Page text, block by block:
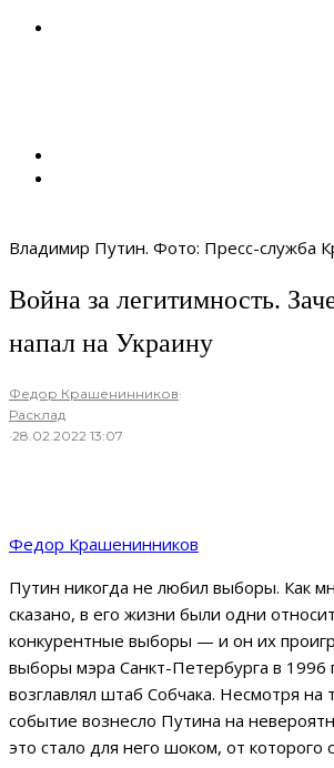
Владимир Путин. Фото: Пресс-служба
Война за легитимность.
напал на Украину
Федор Крашенинников·
Расклад
·28.02.2022 13:07
Федор Крашенинников
Путин никогда не любил выборы. Как
сказано, в его жизни были одни
конкурентные выборы — и он их
выборы мэра Санкт-Петербурга в 1996
возглавлял штаб Собчака. Несмотря на
событие вознесло Путина на
это стало для него шоком, от которого